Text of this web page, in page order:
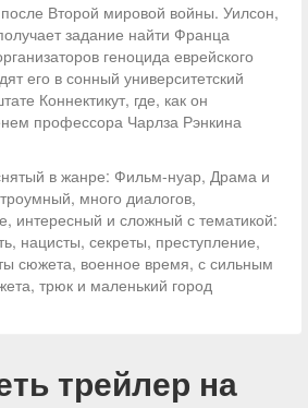
Второй мировой войны. Уилсон,
задание найти Франца
геноцида еврейского
его в сонный университетский
Коннектикут, где, как он
профессора Чарлза Рэнкина
в жанре: Фильм-нуар, Драма и
много диалогов,
интересный и сложный с тематикой:
нацисты, секреты, преступление,
сюжета, военное время, с сильным
трюк и маленький город
трейлер на